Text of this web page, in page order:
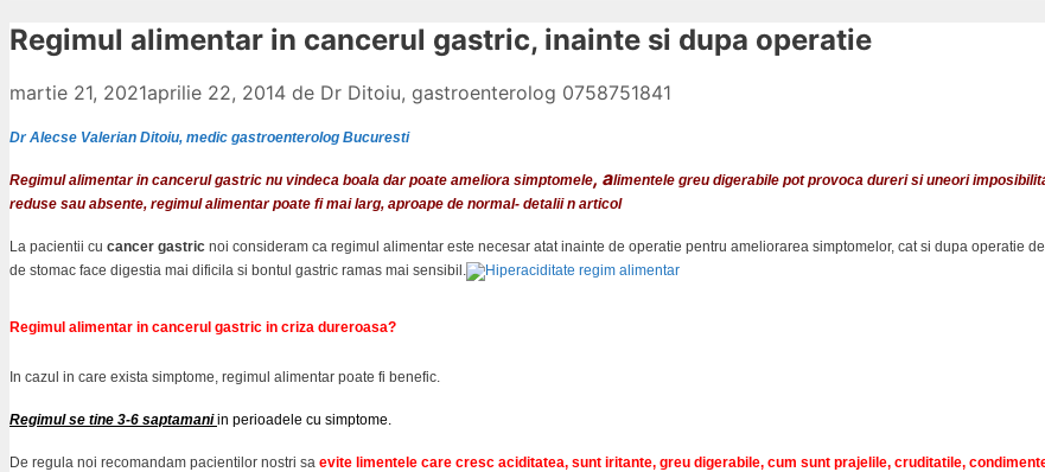
Regimul alimentar in cancerul gastric, inainte si dupa operatie
martie 21, 2021aprilie 22, 2014 de Dr Ditoiu, gastroenterolog 0758751841
Dr Alecse Valerian Ditoiu, medic gastroenterolog Bucuresti
Regimul alimentar in cancerul gastric nu vindeca boala dar poate ameliora simptomele, alimentele greu digerabile pot provoca dureri si uneori
reduse sau absente, regimul alimentar poate fi mai larg, aproape de normal- detalii n articol
La pacientii cu cancer gastric noi consideram ca regimul alimentar este necesar atat inainte de operatie pentru ameliorarea simptomelor, cat si dupa operatie
de stomac face digestia mai dificila si bontul gastric ramas mai sensibil.
Regimul alimentar in cancerul gastric in criza dureroasa?
In cazul in care exista simptome, regimul alimentar poate fi benefic.
Regimul se tine 3-6 saptamaniin perioadele cu simptome.
De regula noi recomandam pacientilor nostri sa evite limentele care cresc aciditatea, sunt iritante, greu digerabile, cum sunt prajelile, cruditatile,